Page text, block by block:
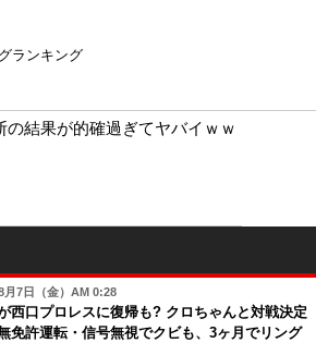
ランキング
の結果が的確過ぎてヤバイｗｗ
月7日（金）AM 0:28
西口プロレスに復帰も? クロちゃんと対戦決定
免許運転・信号無視でクビも、3ヶ月でリング